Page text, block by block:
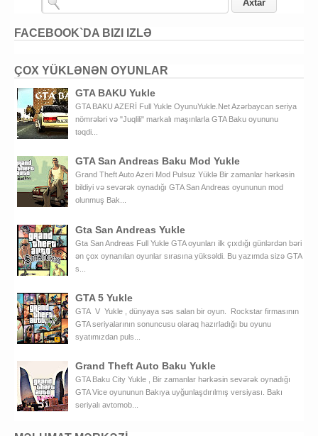
FACEBOOK`DA BIZI IZLƏ
ÇOX YÜKLƏNƏN OYUNLAR
GTA BAKU Yukle
GTA BAKU AZERİ Full Yukle OyunuYukle.Net Azərbaycan seriya
nömrələri və "Juqlili" markalı maşınlarla GTA Baku oyununu
təqdi...
GTA San Andreas Baku Mod Yukle
Grand Theft Auto Azeri Mod Pulsuz Yüklə Bir zamanlar hərkəsin
bildiyi və sevərək oynadığı GTA San Andreas oyununun mod
olunmuş Bak...
Gta San Andreas Yukle
Gta San Andreas Full Yukle GTA oyunları ilk çıxdığı günlərdən bəri
ən çox oynanılan oyunlar sırasına yüksəldi. Bu yazımda sizə GTA
s...
GTA 5 Yukle
GTA V Yukle , dünyaya səs salan bir oyun. Rockstar firmasının
GTA seriyalarının sonuncusu olaraq hazırladığı bu oyunu
syatımızdan puls...
Grand Theft Auto Baku Yukle
GTA Baku City Yukle , Bir zamanlar hərkəsin sevərək oynadığı
GTA Vice oyununun Bakıya uyğunlaşdırılmış versiyası. Bakı
seriyalı avtomob...